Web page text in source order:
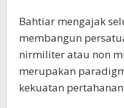
Bahtiar mengajak
membangun
nirmiliter atau non
merupakan
kekuatan